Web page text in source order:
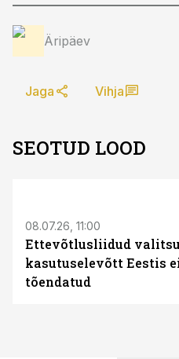
Äripäev
Jaga Vihja
SEOTUD LOOD
08.07.26, 11:00
Ettevõtlusliidud
kasutuselevõtt Eestis
tõendatud